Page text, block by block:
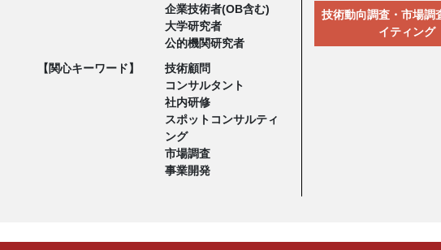
企業技術者(OB含む)
大学研究者
公的機関研究者
【関心キーワード】
技術顧問
コンサルタント
社内研修
スポットコンサルティ
ング
市場調査
事業開発
技術動向調査・市場調
イティング